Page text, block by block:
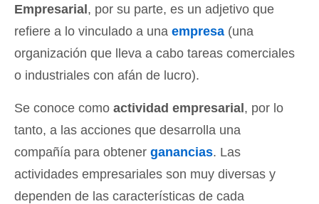
Empresarial , por su parte, es un adjetivo que
refiere a lo vinculado a una empresa (una
organización que lleva a cabo tareas comerciales
o industriales con afán de lucro).
Se conoce como actividad empresarial , por lo
tanto, a las acciones que desarrolla una
compañía para obtener ganancias. Las
actividades empresariales son muy diversas y
dependen de las características de cada